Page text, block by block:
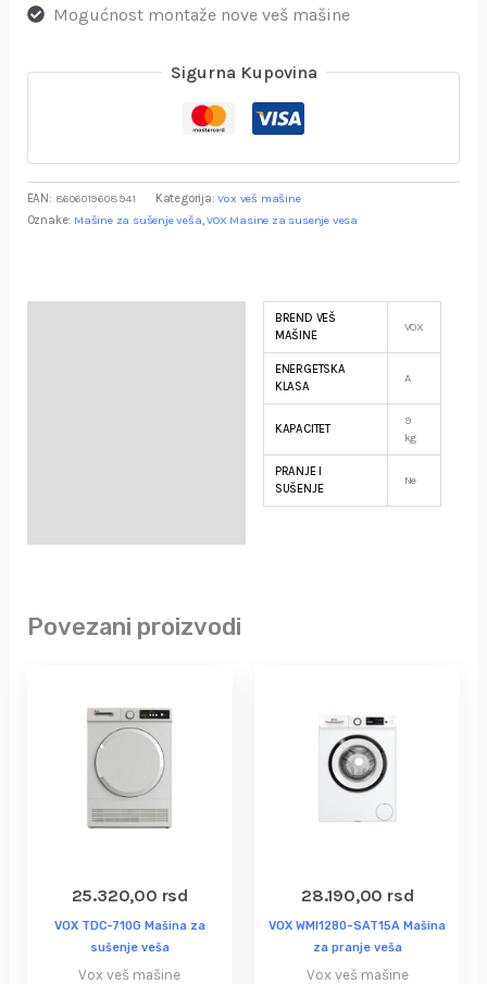
Mogućnost montaže nove veš mašine
Sigurna Kupovina
EAN: 8606019608941 Kategorija:Vox veš mašine
Oznake: Mašine za sušenje veša,VOX Masine za susenje vesa
BREND VEŠ
MAŠINE
VOX
ENERGETSKA
KLASA
A
KAPACITET
9
kg
PRANJE I
SUŠENJE
Ne
Povezani proizvodi
25.320,00 rsd
VOX TDC-710G Mašina za
sušenje veša
Vox veš mašine
28.190,00 rsd
VOX WMI1280-SAT15A Mašina
za pranje veša
Vox veš mašine